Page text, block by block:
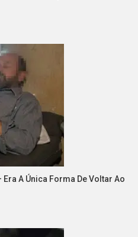
Era A Única Forma De Voltar Ao